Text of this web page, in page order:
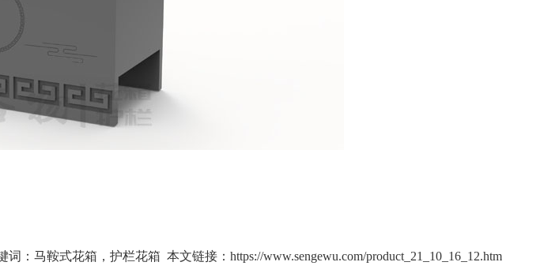
词： 马鞍式花箱，护栏花箱 本文链接： https://www.sengewu.com/product_21_10_16_12.htm